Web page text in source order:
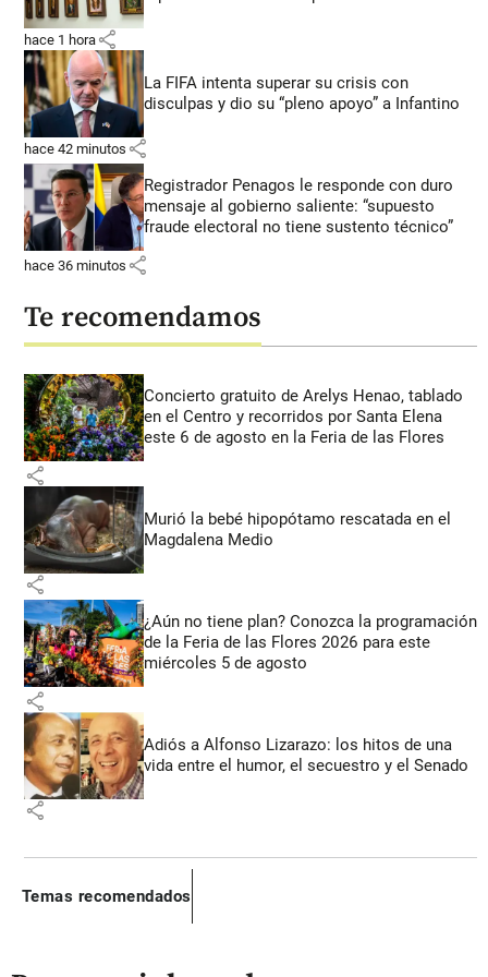
hace 1 hora share
La FIFA intenta superar su crisis con
disculpas y dio su “pleno apoyo” a Infantino
hace 42 minutos share
Registrador Penagos le responde con duro
mensaje al gobierno saliente: “supuesto
fraude electoral no tiene sustento técnico”
hace 36 minutos share
Te recomendamos
Concierto gratuito de Arelys Henao, tablado
en el Centro y recorridos por Santa Elena
este 6 de agosto en la Feria de las Flores
share
Murió la bebé hipopótamo rescatada en el
Magdalena Medio
share
¿Aún no tiene plan? Conozca la programación
de la Feria de las Flores 2026 para este
miércoles 5 de agosto
share
Adiós a Alfonso Lizarazo: los hitos de una
vida entre el humor, el secuestro y el Senado
share
Temas recomendados